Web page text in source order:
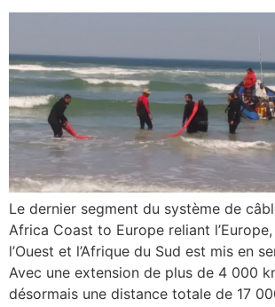
Le dernier segment du système de
Africa Coast to Europe reliant l’Europe,
l’Ouest et l’Afrique du Sud est mis en
Avec une extension de plus de 4 000
désormais une distance totale de 17